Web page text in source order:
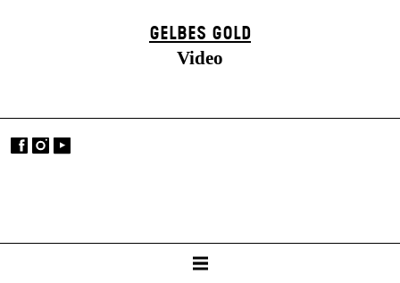
GELBES GOLD
Video